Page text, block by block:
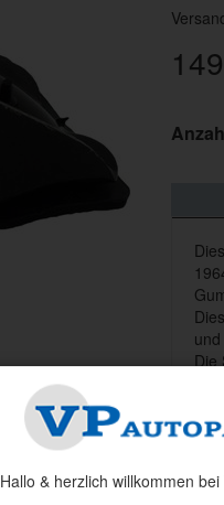
Die
Hallo & herzlich willkommen